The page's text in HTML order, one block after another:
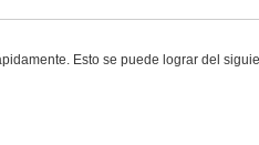
Esto se puede lograr del